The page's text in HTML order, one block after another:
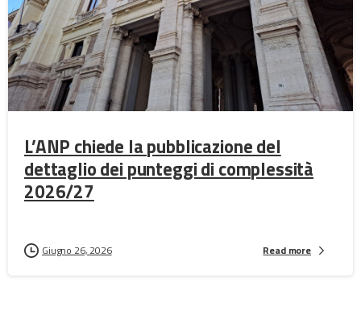
L’ANP chiede la pubblicazione del
dettaglio dei punteggi di complessità
2026/27
Giugno 26, 2026 Read more